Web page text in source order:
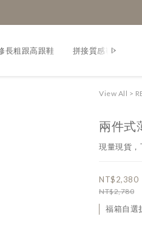
長粗跟高跟鞋 拼接質感鞋款
View All >
兩件式
現量現貨，
NT$2,380
NT$2,780
福箱自選